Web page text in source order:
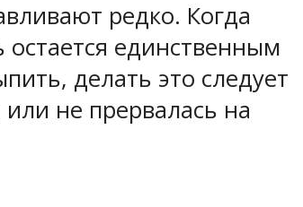
редко. Когда
единственным
делать это следует
не прервалась на